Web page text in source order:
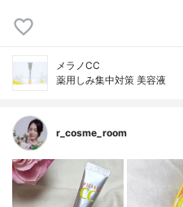
メラノCC
薬用しみ集中対策 美容液
r_cosme_room